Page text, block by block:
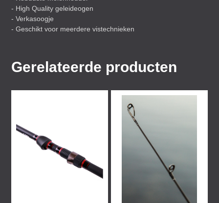
- High Quality geleideogen
- Verkasoogje
- Geschikt voor meerdere vistechnieken
Gerelateerde producten